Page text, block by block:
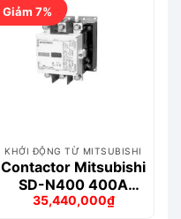
Giảm 7%
KHỞI ĐỘNG TỪ MITSUBISHI
Contactor Mitsubishi
SD-N400 400A
2NO+2NC 24V
Giá
35,440,000₫
Giá